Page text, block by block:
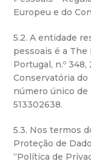
Europeu e do
5.2. A entidade
pessoais é a The
Portugal, n.º
Conservatória do
número único de
513302638.
5.3. Nos termos
Proteção de
“Política de